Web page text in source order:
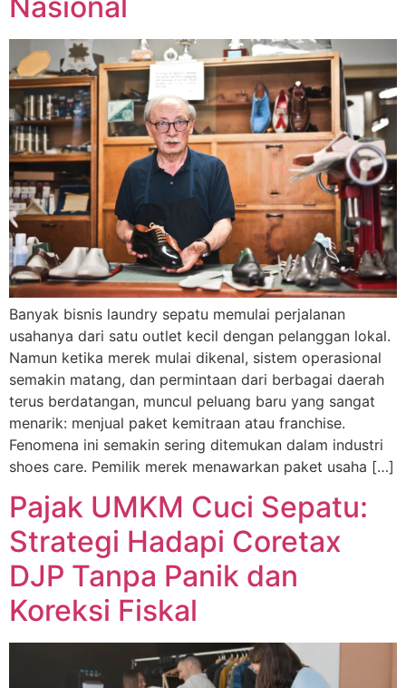
Banyak bisnis laundry sepatu memulai perjalanan
usahanya dari satu outlet kecil dengan pelanggan lokal.
Namun ketika merek mulai dikenal, sistem operasional
semakin matang, dan permintaan dari berbagai daerah
terus berdatangan, muncul peluang baru yang sangat
menarik: menjual paket kemitraan atau franchise.
Fenomena ini semakin sering ditemukan dalam industri
shoes care. Pemilik merek menawarkan paket usaha […]
Pajak UMKM Cuci Sepatu:
Strategi Hadapi Coretax
DJP Tanpa Panik dan
Koreksi Fiskal